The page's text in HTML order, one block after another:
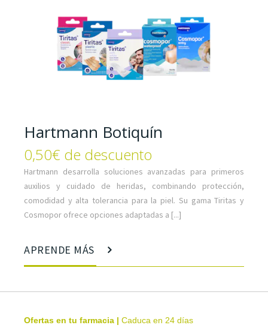
Hartmann Botiquín
0,50€ de descuento
Hartmann desarrolla soluciones avanzadas para primeros
auxilios y cuidado de heridas, combinando protección,
comodidad y alta tolerancia para la piel. Su gama Tiritas y
Cosmopor ofrece opciones adaptadas a [...]
APRENDE MÁS
Ofertas en tu farmacia | Caduca en 24 días